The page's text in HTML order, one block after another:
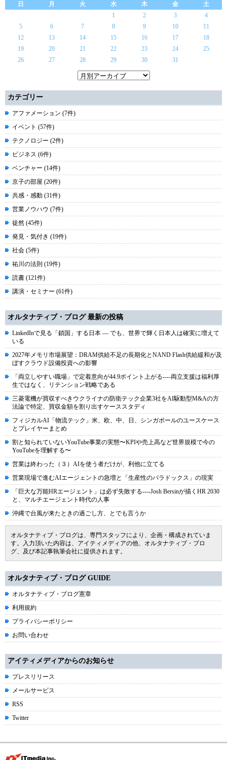
日
月 火 水 木 金
土
1
2 3
4
5
6 7 8 9 10
11
12
13 14 15 16 17
18
19
20 21 22 23 24
25
26
27 28 29 30 31
カテゴリー
アファメーション (7件)
イベント (57件)
テクノロジー (2件)
ビジネス (6件)
ベンチャー (14件)
京子の部屋 (20件)
共感・感動 (31件)
営業ノウハウ (7件)
徒然 (45件)
発見・気付き (19件)
社会 (5件)
祐川の法則 (19件)
読書 (121件)
講演・セミナー (61件)
オルタナティブ・ブログ 最新の投稿
LinkedInで見る「鎖国」する日本 ― でも、世界で輝く日本人は確実に増えて
いる
2027年メモリ市場展望：DRAM供給不足の長期化とNAND Flash供給緩和が及
ぼすクラウド設備投資への影響
「両立しやすい職場」で定着意向が44.9ポイント上がる----両立支援は福利厚
生ではなく、リテンション戦略である
三菱電機が買収すべきウクライナの防衛テック企業3社をAI駆動型M&Aの方
法論で特定、買収金額を割り出すケーススタディ
フィジカルAI「物流テック」米、欧、中、日、シンガポールのユースケース
とプレイヤーまとめ
割と知られていないYouTube事業の実態〜KPIや売上高など世界規模で今の
YouTubeを理解する〜
営業は終わった（３）AIを使う者だけが、利他に立てる
営業現場で進むAIエージェントの急増と「生産性のパラドックス」の現実
「巨大な万能HRエージェント」は必ず失敗する----Josh Bersinが描くHR 2030
と、マルチエージェント時代の人事
沖縄で台風が来たときの過ごし方、とでも言うか
オルタナティブ・ブログは、専門スタッフにより、企画・構成されていま
す。入力頂いた内容は、アイティメディアの他、オルタナティブ・ブロ
グ、及び本記事執筆会社に提供されます。
オルタナティブ・ブログ GUIDE
オルタナティブ・ブログ憲章
利用規約
プライバシーポリシー
お問い合わせ
アイティメディアからのお知らせ
プレスリリース
メールサービス
RSS
Twitter